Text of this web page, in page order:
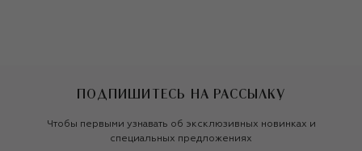
ПОДПИШИТЕСЬ НА РАССЫЛКУ
Чтобы первыми узнавать об эксклюзивных новинках и
специальных предложениях